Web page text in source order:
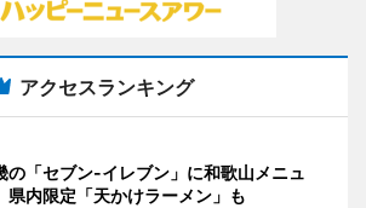
アクセスランキング
の「セブン-イレブン」に和歌山メニュ
内限定「天かけラーメン」も